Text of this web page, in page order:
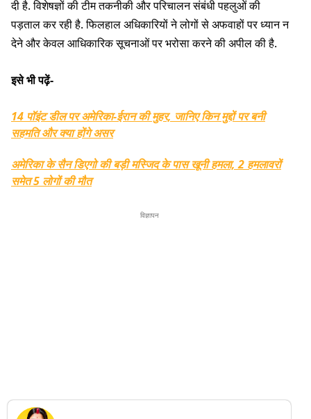
दी है. विशेषज्ञों की टीम तकनीकी और परिचालन संबंधी पहलुओं की
पड़ताल कर रही है. फिलहाल अधिकारियों ने लोगों से अफवाहों पर ध्यान न
देने और केवल आधिकारिक सूचनाओं पर भरोसा करने की अपील की है.
इसे भी पढ़ें-
14 पॉइंट डील पर अमेरिका-ईरान की मुहर, जानिए किन मुद्दों पर बनी
सहमति और क्या होंगे असर
अमेरिका के सैन डिएगो की बड़ी मस्जिद के पास खूनी हमला, 2 हमलावरों
समेत 5 लोगों की मौत
विज्ञापन